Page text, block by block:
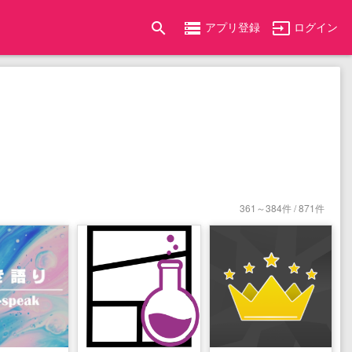
search storage アプリ登録 input ログイン
361～384件 / 871件